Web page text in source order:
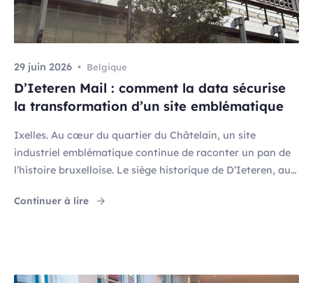
D’Ieteren Mail : comment la data sécurise
la transformation d’un site emblématique
Ixelles. Au cœur du quartier du Châtelain, un site
industriel emblématique continue de raconter un pan de
l’histoire bruxelloise. Le siège historique de D’Ieteren, au
début du 20ème siècle. Mais comme pour beaucoup de
Continuer à lire "D’Ieteren Mail : comment la data sécurise
29 juin 2026 Belgique